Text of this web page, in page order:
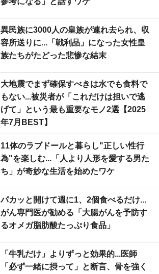
異民族に3000人の皇族が連れ去られ、収
容所送りに...「戦利品」になった女性皇
族たちがたどった悲惨な結末
大地震でまず確保すべきは水でも食料で
もない...被災者が「これだけは担いで逃
げて」という最も重要なモノ2選【2025
年7月BEST】
11体のラブドールと暮らし"正しい性行
為"を楽しむ...「人より人形を愛する男た
ち」が奇妙な生活を始めたワケ
パカッと開けて週に1、2個食べるだけ...
がん専門医が勧める「大腸がんを予防す
るオメガ脂肪酸たっぷり食品」
「牛乳だけ」よりずっと効果的...医師
「必ず一緒に摂って」と断言、骨を強く